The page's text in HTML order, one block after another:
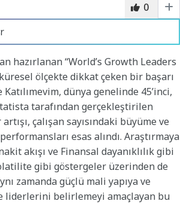
0
hazırlanan “World’s Growth Leaders
ölçekte dikkat çeken bir başarı
dünya genelinde 45’inci,
tarafından gerçekleştirilen
çalışan sayısındaki büyüme ve
esas alındı. Araştırmaya
akışı ve Finansal dayanıklılık gibi
gibi göstergeler üzerinden de
zamanda güçlü mali yapıya ve
liderlerini belirlemeyi amaçlayan bu